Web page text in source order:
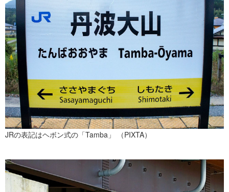
JRの表記はヘボン式の「Tamba」 （PIXTA）